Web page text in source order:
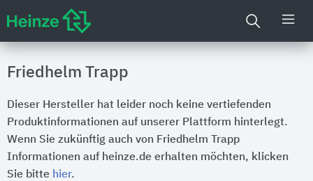
Friedhelm Trapp
Dieser Hersteller hat leider noch keine vertiefenden
Produktinformationen auf unserer Plattform hinterlegt.
Wenn Sie zukünftig auch von Friedhelm Trapp
Informationen auf heinze.de erhalten möchten, klicken
Sie bitte hier.